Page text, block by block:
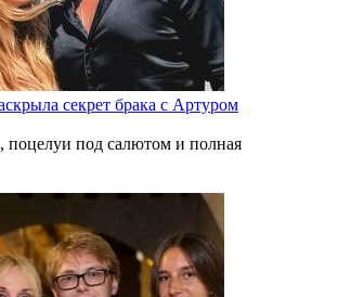
секрет брака с Артуром
поцелуи под салютом и полная